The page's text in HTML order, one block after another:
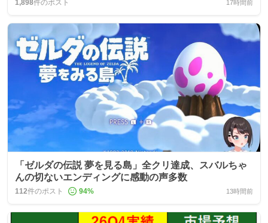
1,898件のポスト 17時間前
「ゼルダの伝説 夢を見る島」全クリ達成、スバルちゃ
んの切ないエンディングに感動の声多数
112件のポスト 94% 13時間前